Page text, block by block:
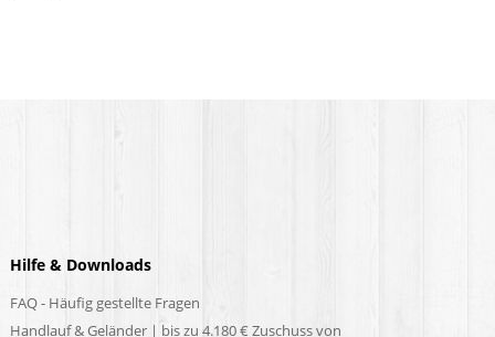
Hilfe & Downloads
FAQ - Häufig gestellte Fragen
Handlauf & Geländer | bis zu 4.180 € Zuschuss von